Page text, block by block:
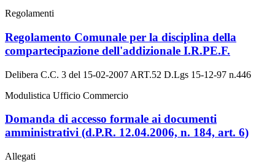
Regolamenti
Regolamento Comunale per la disciplina della
compartecipazione dell'addizionale I.R.PE.F.
Delibera C.C. 3 del 15-02-2007 ART.52 D.Lgs 15-12-97 n.446
Modulistica Ufficio Commercio
Domanda di accesso formale ai documenti
amministrativi (d.P.R. 12.04.2006, n. 184, art. 6)
Allegati